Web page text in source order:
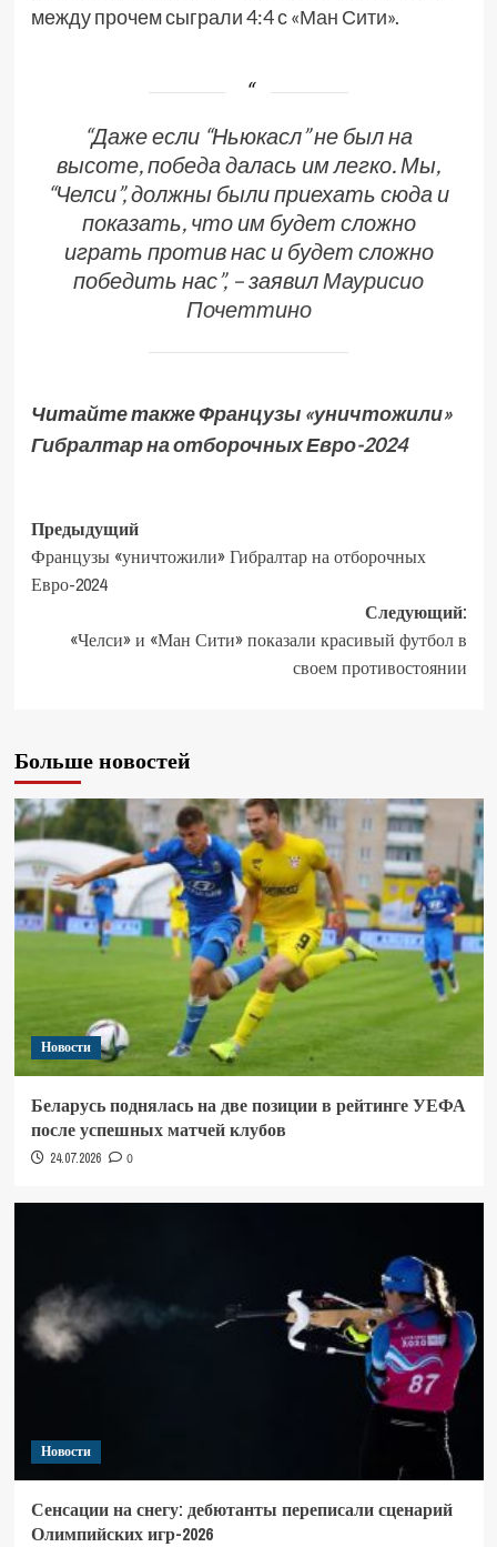
между прочем сыграли 4:4 с «Ман Сити».
“Даже если “Ньюкасл” не был на
высоте, победа далась им легко. Мы,
“Челси”, должны были приехать сюда и
показать, что им будет сложно
играть против нас и будет сложно
победить нас”, – заявил Маурисио
Почеттино
Читайте такжеФранцузы «уничтожили»
Гибралтар на отборочных Евро-2024
Предыдущий
Французы «уничтожили» Гибралтар на отборочных
Евро-2024
Следующий:
«Челси» и «Ман Сити» показали красивый футбол в
своем противостоянии
Больше новостей
Новости
Беларусь поднялась на две позиции в рейтинге УЕФА
после успешных матчей клубов
24.07.2026 0
Новости
Сенсации на снегу: дебютанты переписали сценарий
Олимпийских игр-2026